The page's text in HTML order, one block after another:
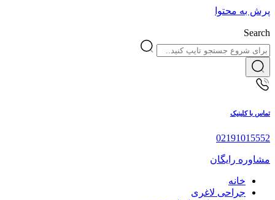
پرش به محتوا
Search
تماس با کلینیک
02191015552
مشاوره رایگان
خانه
جراحی لاغری